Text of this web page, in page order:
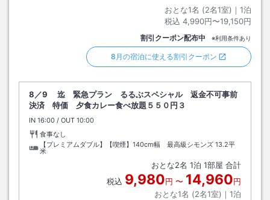
おとな1名 (2名1室)｜ 1泊
税込 4,990円〜19,150円
割引クーポン配布中 ※利用条件あり
8月の宿泊に使える割引クーポン
8／9 迄 緊急プラン るるぶスペシャル 返金不可事前
決済 特価 夕食カレー食べ放題５５０円３
IN チェックイン
16:00 / OUT チェックアウト
10:00
食事なし
【プレミアムダブル】【喫煙】140cm幅 最高級シモンズ 13.2平
米
おとな2名 1泊 1部屋 合計
税込 9,980円 〜 14,960円
おとな1名 (2名1室)｜ 1泊